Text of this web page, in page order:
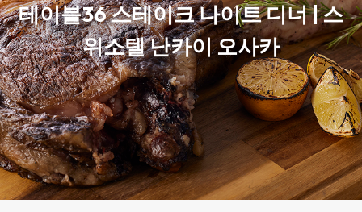
테이블36 스테이크 나이트 디너 | 스
위소텔 난카이 오사카